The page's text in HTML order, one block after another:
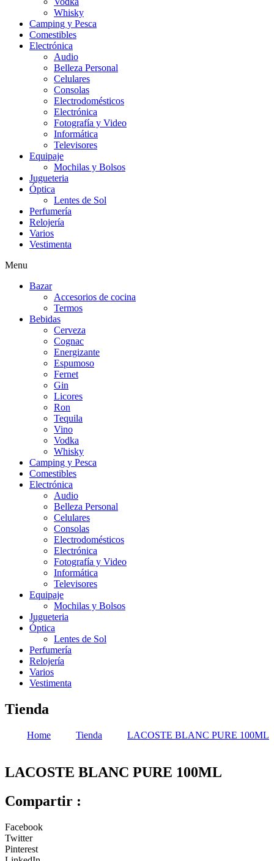
Whisky
Camping y Pesca
Comestibles
Electrónica
Audio
Belleza Personal
Celulares
Consolas
Electrodomésticos
Electrónica
Fotografía y Video
Informática
Televisores
Equipaje
Mochilas y Bolsos
Jugueteria
Óptica
Lentes de Sol
Perfumería
Relojería
Varios
Vestimenta
Menu
Bazar
Accesorios de cocina
Termos
Bebidas
Cerveza
Cognac
Energizante
Espumoso
Fernet
Gin
Licores
Ron
Tequila
Vino
Vodka
Whisky
Camping y Pesca
Comestibles
Electrónica
Audio
Belleza Personal
Celulares
Consolas
Electrodomésticos
Electrónica
Fotografía y Video
Informática
Televisores
Equipaje
Mochilas y Bolsos
Jugueteria
Óptica
Lentes de Sol
Perfumería
Relojería
Varios
Vestimenta
Tienda
Home Tienda LACOSTE BLANC PURE 100ML
LACOSTE BLANC PURE 100ML
Compartir :
Facebook
Twitter
Pinterest